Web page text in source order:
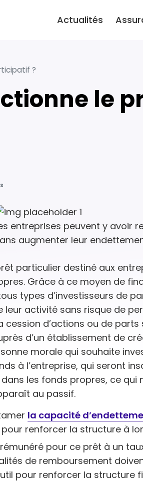
Actualités
?
le
entreprises peuvent y avoir
augmenter leur
particulier destiné aux
Grâce à ce moyen de
types d’investisseurs de
activité sans risque de
d’actions ou de parts
d’un établissement de
morale qui souhaite
à l’entreprise, qui seront
les fonds propres, ce qui
au passif.
la capacité
renforcer la structure à
pour ce prêt à un
de remboursement
pour renforcer la structure